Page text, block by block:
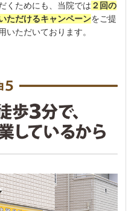
くためにも、当院では ２回の
ただけるキャンペーンをご提
いただいております。